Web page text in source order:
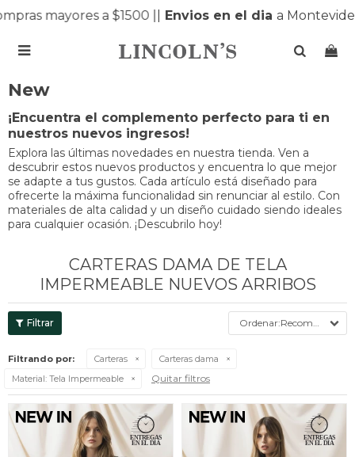
mayores a $1500 | Envios en el diaa

New
¡Encuentra el complemento perfecto para ti en
nuestros nuevos ingresos!
Explora las últimas novedades en nuestra tienda. Ven a
descubrir estos nuevos productos y encuentra lo que mejor
se adapte a tus gustos. Cada artículo está diseñado para
ofrecerte la máxima funcionalidad sin renunciar al estilo. Con
materiales de alta calidad y un diseño cuidado siendo ideales
para cualquier ocasión. ¡Descubrilo hoy!
CARTERAS DAMA DE TELA
IMPERMEABLE NUEVOS ARRIBOS
Recomendados
Filtrando por: Carteras
Carteras dama
Material: Tela Impermeable Quitar filtros